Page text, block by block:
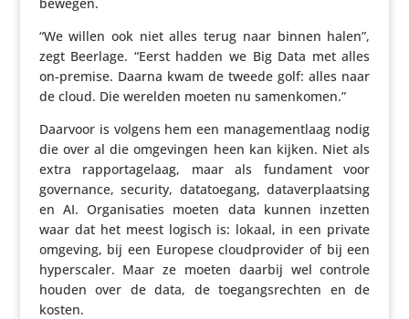
“We willen ook niet alles terug naar binnen halen”,
zegt Beerlage. “Eerst hadden we Big Data met alles
on-premise. Daarna kwam de tweede golf: alles naar
de cloud. Die werelden moeten nu samenkomen.”
Daarvoor is volgens hem een mana­ge­ment­laag nodig
die over al die omge­vingen heen kan kijken. Niet als
extra rappor­ta­ge­laag, maar als fundament voor
gover­nance, security, data­toe­gang, data­ver­plaat­sing
en AI. Orga­ni­sa­ties moeten data kunnen inzetten
waar dat het meest logisch is: lokaal, in een private
omgeving, bij een Europese cloud­pro­vider of bij een
hypers­caler. Maar ze moeten daarbij wel controle
houden over de data, de toegangs­rechten en de
kosten.